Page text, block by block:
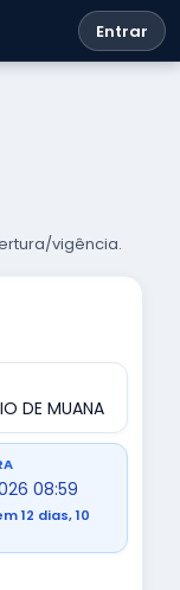
Entrar
vigência.
DE MUANA
08:59
12 dias, 10